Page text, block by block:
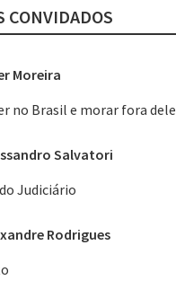
CONVIDADOS
Moreira
no Brasil e morar fora dele
Salvatori
Judiciário
Rodrigues